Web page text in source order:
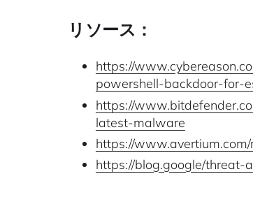
リソース：
https://
powershell-backdoor-for-
https://
latest-malware
https://
https://blog.google/